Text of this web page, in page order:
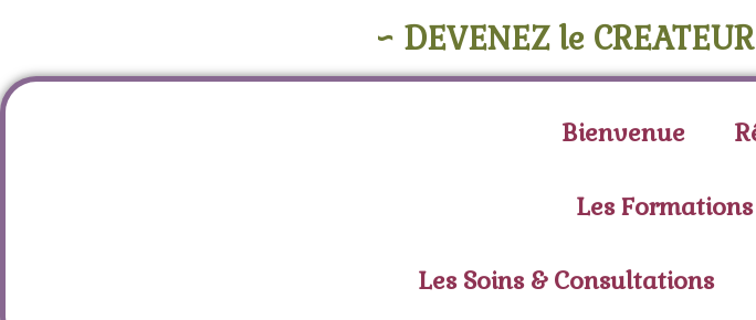
~ DEVENEZ le
Bienvenue
Les
Les Soins & Consultations